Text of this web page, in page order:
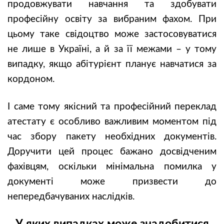
продовжувати навчання та здобувати
професійну освіту за вибраним фахом. При
цьому таке свідоцтво може застосовуватися
не лише в Україні, а й за її межами – у тому
випадку, якщо абітурієнт планує навчатися за
кордоном.
І саме тому якісний та професійний переклад
атестату є особливо важливим моментом під
час збору пакету необхідних документів.
Доручити цей процес бажано досвідченим
фахівцям, оскільки мінімальна помилка у
документі може призвести до
непередбачуваних наслідків.